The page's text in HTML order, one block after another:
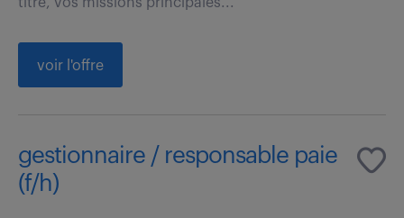
voir l'offre
gestionnaire / responsable paie
(f/h)